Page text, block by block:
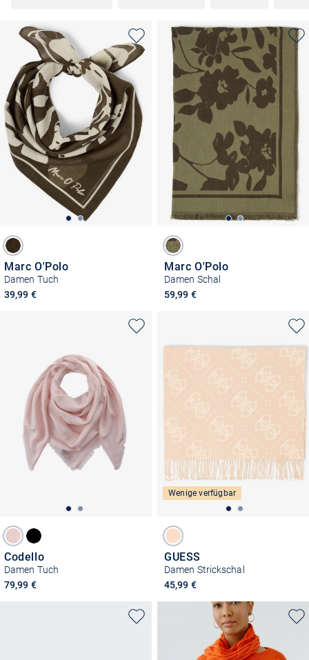
Marc O'Polo
Damen Tuch
39,99 €
Marc O'Polo
Damen Schal
59,99 €
Codello
Damen Tuch
79,99 €
Wenige verfügbar
GUESS
Damen Strickschal
45,99 €